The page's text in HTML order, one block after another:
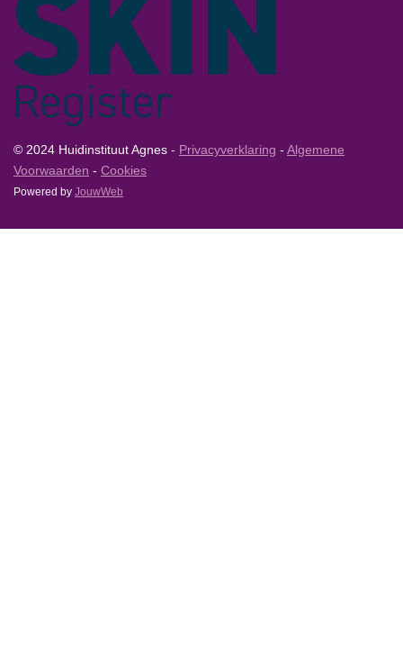
© 2024 Huidinstituut Agnes - Privacyverklaring - Algemene
Voorwaarden - Cookies
Powered by JouwWeb